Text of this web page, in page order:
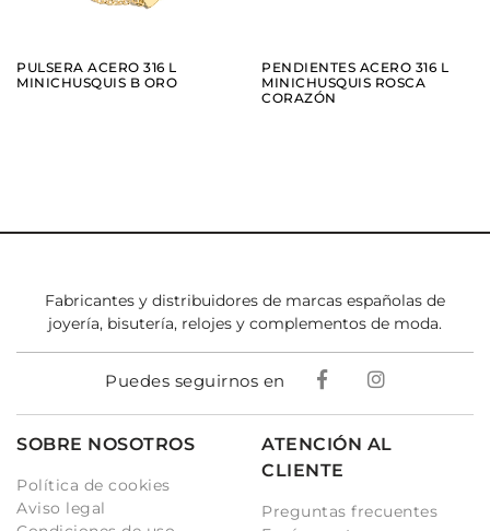
PULSERA ACERO 316 L
MINICHUSQUIS B ORO
PENDIENTES ACERO 316 L
MINICHUSQUIS ROSCA
CORAZÓN
Fabricantes y distribuidores de marcas españolas de
joyería, bisutería, relojes y complementos de moda.
Puedes seguirnos en
SOBRE NOSOTROS
Política de cookies
Aviso legal
ATENCIÓN AL
CLIENTE
Preguntas frecuentes